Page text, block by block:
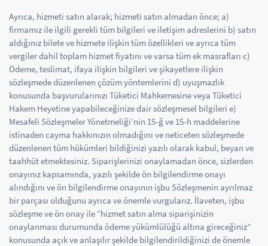
Ayrıca, hizmeti satın alarak; hizmeti satın almadan önce; a)
firmamız ile ilgili gerekli tüm bilgileri ve iletişim adreslerini b) satın
aldığınız bilete ve hizmete ilişkin tüm özellikleri ve ayrıca tüm
vergiler dahil toplam hizmet fiyatını ve varsa tüm ek masrafları c)
Ödeme, teslimat, ifaya ilişkin bilgileri ve şikayetlere ilişkin
sözleşmede düzenlenen çözüm yöntemlerini d) uyuşmazlık
konusunda başvurularınızı Tüketici Mahkemesine veya Tüketici
Hakem Heyetine yapabileceğinize dair sözleşmesel bilgileri e)
Mesafeli Sözleşmeler Yönetmeliği’nin 15-ğ ve 15-h maddelerine
istinaden cayma hakkınızın olmadığını ve neticeten sözleşmede
düzenlenen tüm hükümleri bildiğinizi yazılı olarak kabul, beyan ve
taahhüt etmektesiniz. Siparişlerinizi onaylamadan önce, sizlerden
onayınız kapsamında, yazılı şekilde ön bilgilendirme onayı
alındığını ve ön bilgilendirme onayının işbu Sözleşmenin ayrılmaz
bir parçası olduğunu ayrıca ve önemle vurgularız. İlaveten, işbu
sözleşme ve ön onay ile “hizmet satın alma siparişinizin
onaylanması durumunda ödeme yükümlülüğü altına gireceğiniz”
konusunda açık ve anlaşılır şekilde bilgilendirildiğinizi de önemle